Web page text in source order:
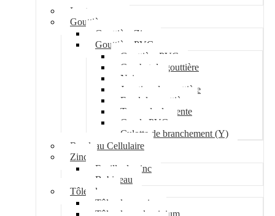
Lanterneau
Gouttière
Gouttière Zinc
Gouttière PVC
Gouttière PVC
Crochet de gouttière
Naissance
Jonction de gouttière
Fond de gouttière
Tuyau de descente
Coude PVC
Culotte de branchement (Y)
Bandeau Cellulaire
Zinc
Feuille de zinc
Bobineau
Tôle plane
Tôle plane acier
Tôle plane aluminium